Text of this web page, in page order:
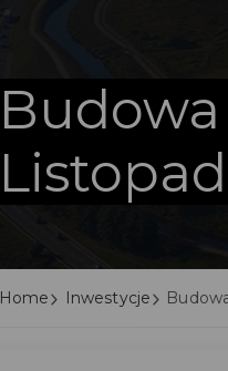
Budowa
Home Inwestycje